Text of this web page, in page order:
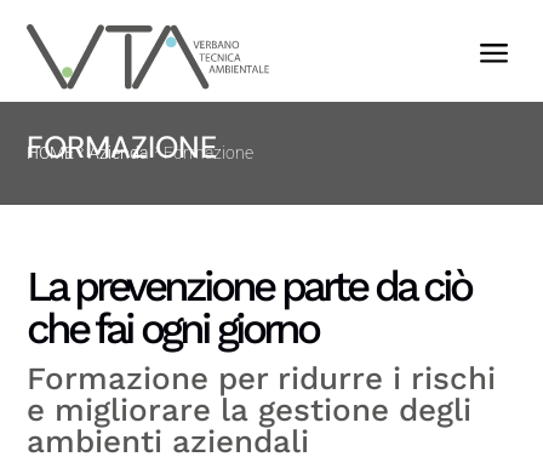
a
FORMAZIONE
HOME Azienda Formazione
La prevenzione parte da ciò
che fai ogni giorno
Formazione per ridurre i rischi
e migliorare la gestione degli
ambienti aziendali